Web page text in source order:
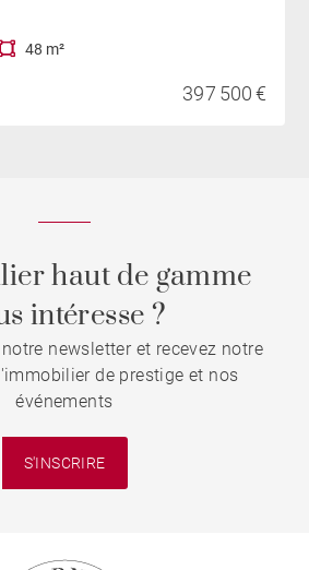
48 m²
397 500 €
haut de gamme
intéresse ?
newsletter et recevez notre
de prestige et nos
événements
S'INSCRIRE